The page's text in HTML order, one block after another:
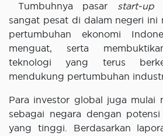
Tumbuhnya pasar start-up
sangat pesat di dalam negeri ini
pertumbuhan ekonomi
menguat, serta
teknologi yang terus
mendukung pertumbuhan
Para investor global juga mulai
sebagai negara dengan
yang tinggi. Berdasarkan